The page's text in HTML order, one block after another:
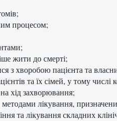
процесом;
жити до смерті;
з хворобою пацієнта та
та їх сімей, у тому
хід захворювання;
лікування,
та лікування складних